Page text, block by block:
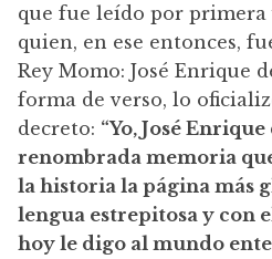
que fue leído por primera
quien, en ese entonces,
Rey Momo: José Enrique
forma de verso, lo
decreto: “Yo, José
renombrada memoria
la historia la página más
lengua estrepitosa y con
hoy le digo al mundo